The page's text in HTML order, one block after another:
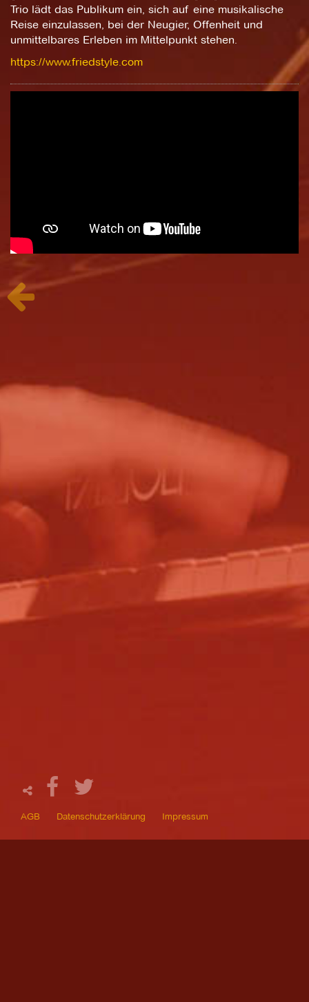
Trio lädt das Publikum ein, sich auf eine musikalische
Reise einzulassen, bei der Neugier, Offenheit und
unmittelbares Erleben im Mittelpunkt stehen.
https://www.friedstyle.com
AGB Datenschutzerklärung Impressum